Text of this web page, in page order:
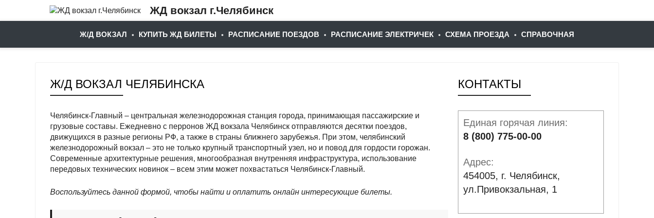
ЖД вокзал г.Челябинск
Ж/Д ВОКЗАЛ КУПИТЬ ЖД БИЛЕТЫ РАСПИСАНИЕ ПОЕЗДОВ РАСПИСАНИЕ ЭЛЕКТРИЧЕК СХЕМА ПРОЕЗДА СПРАВОЧНАЯ
Ж/Д ВОКЗАЛ ЧЕЛЯБИНСКА
Челябинск-Главный – центральная железнодорожная станция города, принимающая пассажирские и
грузовые составы. Ежедневно с перронов ЖД вокзала Челябинск отправляются десятки поездов,
движущихся в разные регионы РФ, а также в страны ближнего зарубежья. При этом, челябинский
железнодорожный вокзал – это не только крупный транспортный узел, но и повод для гордости горожан.
Современные архитектурные решения, многообразная внутренняя инфраструктура, использование
передовых технических новинок – всем этим может похвастаться Челябинск-Главный.
Воспользуйтесь данной формой, чтобы найти и оплатить онлайн интересующие билеты.
КОНТАКТЫ
Единая горячая линия:
8 (800) 775-00-00
Адрес:
454005, г. Челябинск,
ул.Привокзальная, 1